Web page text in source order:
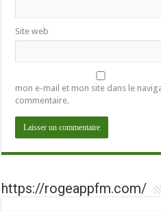
Site web
mon e-mail et mon site dans le
commentaire.
https://rogeappfm.com/